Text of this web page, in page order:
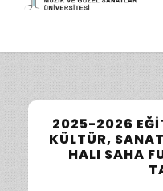
2025-2026
KÜLTÜR,
HALI SAHA